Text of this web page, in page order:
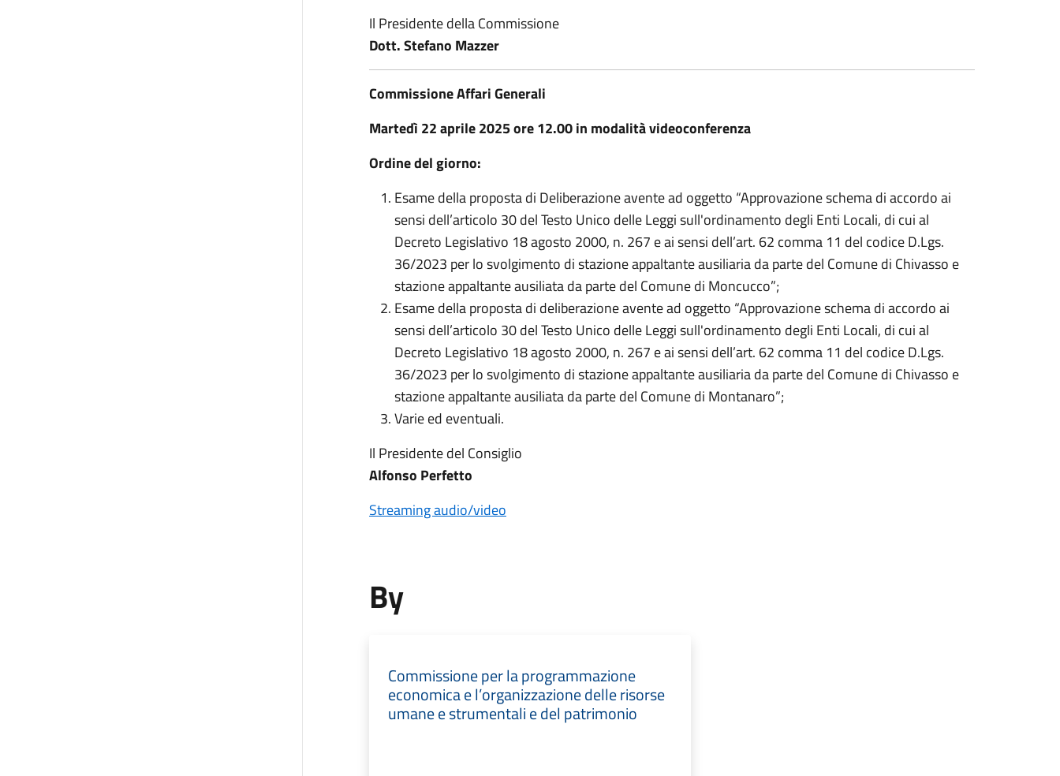
Il Presidente della Commissione
Dott. Stefano Mazzer
Commissione Affari Generali
Martedì 22 aprile 2025 ore 12.00 in modalità videoconferenza
Ordine del giorno:
Esame della proposta di Deliberazione avente ad oggetto “Approvazione schema di accordo ai
sensi dell’articolo 30 del Testo Unico delle Leggi sull'ordinamento degli Enti Locali, di cui al
Decreto Legislativo 18 agosto 2000, n. 267 e ai sensi dell’art. 62 comma 11 del codice D.Lgs.
36/2023 per lo svolgimento di stazione appaltante ausiliaria da parte del Comune di Chivasso e
stazione appaltante ausiliata da parte del Comune di Moncucco”;
Esame della proposta di deliberazione avente ad oggetto “Approvazione schema di accordo ai
sensi dell’articolo 30 del Testo Unico delle Leggi sull'ordinamento degli Enti Locali, di cui al
Decreto Legislativo 18 agosto 2000, n. 267 e ai sensi dell’art. 62 comma 11 del codice D.Lgs.
36/2023 per lo svolgimento di stazione appaltante ausiliaria da parte del Comune di Chivasso e
stazione appaltante ausiliata da parte del Comune di Montanaro”;
Varie ed eventuali.
Il Presidente del Consiglio
Alfonso Perfetto
Streaming audio/video
By
Commissione per la programmazione
economica e l’organizzazione delle risorse
umane e strumentali e del patrimonio